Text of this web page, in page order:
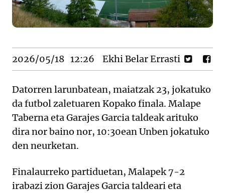
2026/05/18 12:26 Ekhi Belar Errasti
Datorren larunbatean, maiatzak 23, jokatuko
da futbol zaletuaren Kopako finala. Malape
Taberna eta Garajes Garcia taldeak arituko
dira nor baino nor, 10:30ean Unben jokatuko
den neurketan.
Finalaurreko partiduetan, Malapek 7-2
irabazi zion Garajes Garcia taldeari eta